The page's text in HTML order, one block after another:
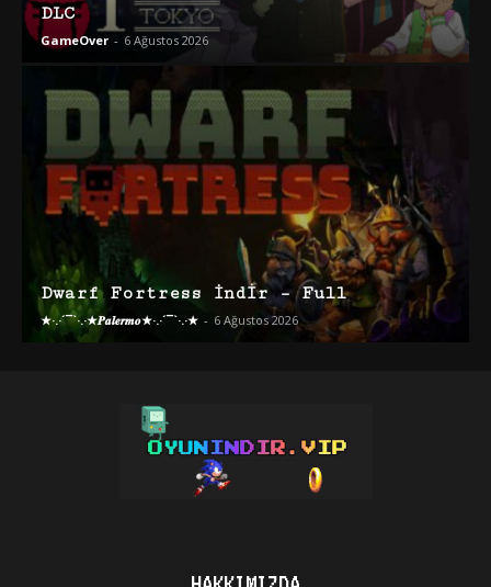
DLC
GameOver - 6 Ağustos 2026
Dwarf Fortress İndir – Full
★·.·´¯`·.·★𝑷𝒂𝒍𝒆𝒓𝒎𝒐★·.·´¯`·.·★ - 6 Ağustos 2026